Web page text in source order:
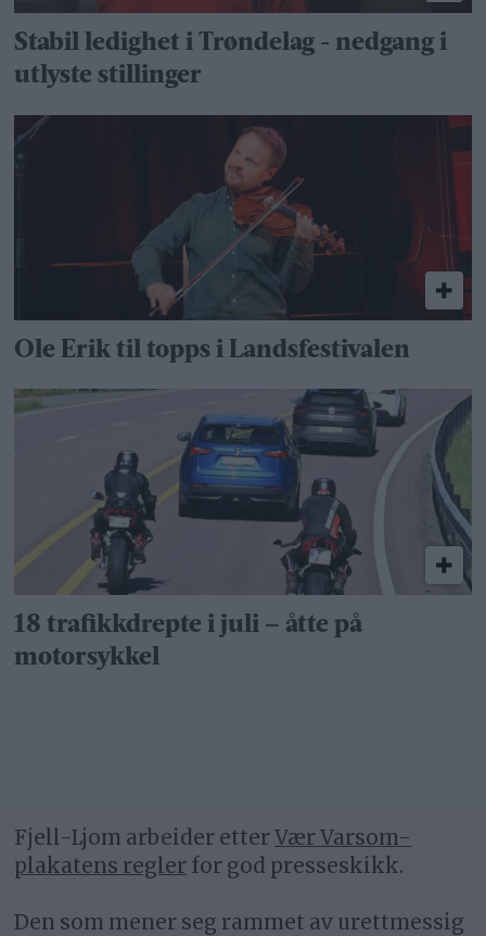
Stabil ledighet i Trøndelag - nedgang i
utlyste stillinger
Ole Erik til topps i Landsfestivalen
18 trafikkdrepte i juli – åtte på
motorsykkel
Fjell-Ljom arbeider etterVær Varsom-
plakatens regler for god presseskikk.
Den som mener seg rammet av urettmessig